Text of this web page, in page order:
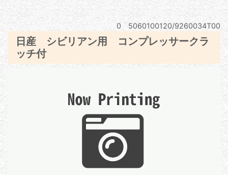
0 5060100120/9260034T00
日産 シビリアン用 コンプレッサークラ
ッチ付